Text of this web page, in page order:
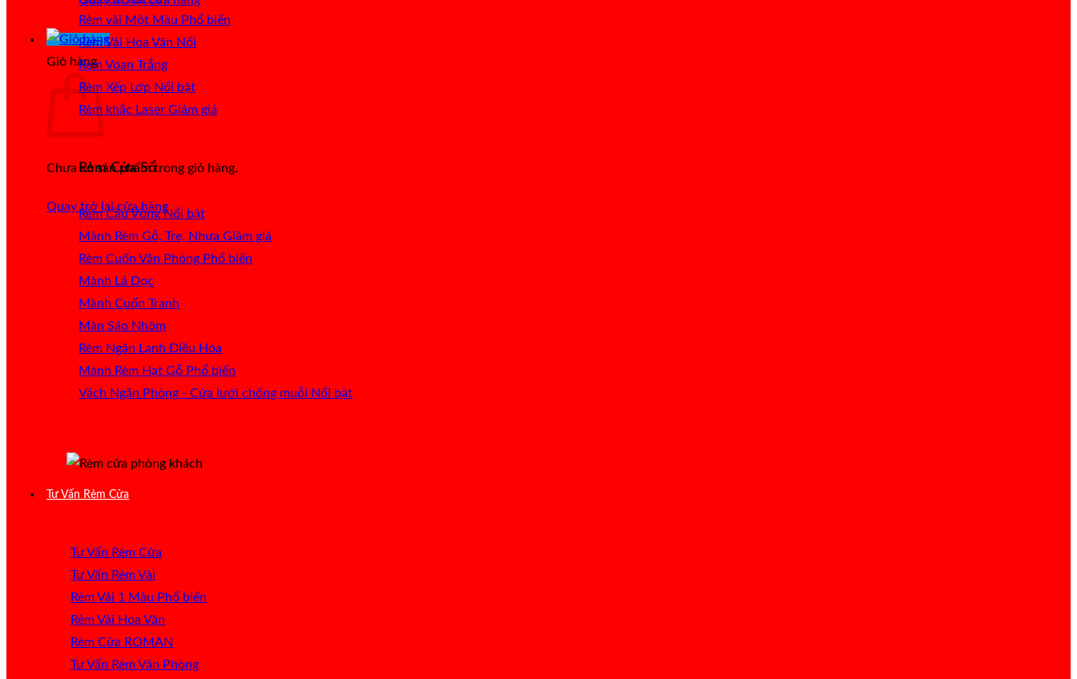
Giỏ hàng
Chưa có sản phẩm trong giỏ hàng.
Quay trở lại cửa hàng
Rèm vải Một Màu
Rèm Vải Hoa Văn Nổi
Rèm Voan Trắng
Rèm Xếp Lớp
Rèm khắc Laser
Rèm Cửa Sổ
Rèm Cầu Vồng
Mành Rèm Gỗ, Tre, Nhựa
Rèm Cuốn Văn Phòng
Mành Lá Dọc
Mành Cuốn Tranh
Màn Sáo Nhôm
Rèm Ngăn Lạnh Điều Hòa
Mành Rèm Hạt Gỗ
Vách Ngăn Phòng - Cửa lưới chống muỗi
Tư Vấn Rèm Cửa
Tư Vấn Rèm Cửa
Tư Vấn Rèm Vải
Rèm Vải 1 Màu
Rèm Vải Hoa Văn
Rèm Cửa ROMAN
Tư Vấn Rèm Văn Phòng